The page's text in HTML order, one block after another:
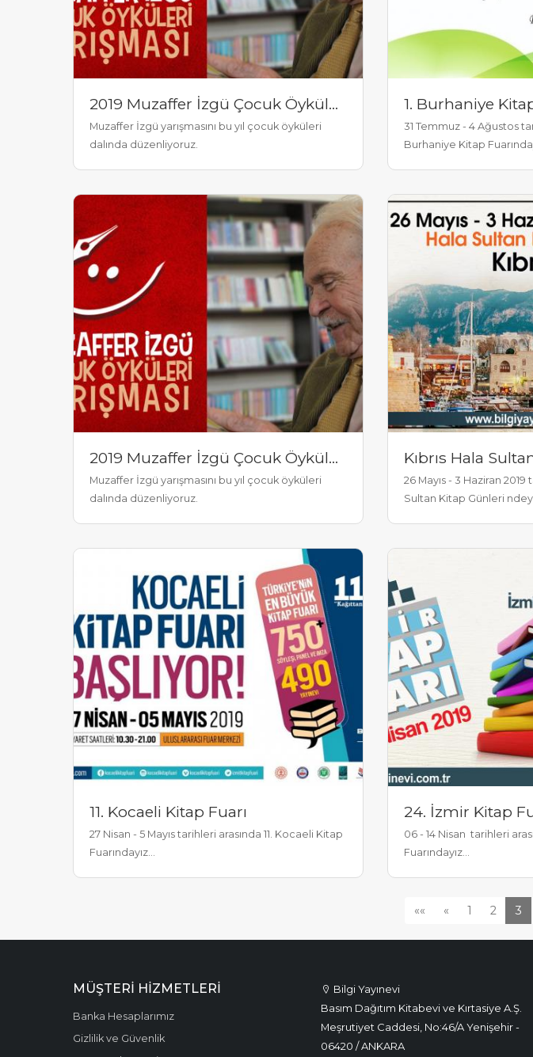
2019 Muzaffer İzgü Çocuk Öyküleri Yarışması
Muzaffer İzgü yarışmasını bu yıl çocuk öyküleri
dalında düzenliyoruz.
1. Burhaniye
31 Temmuz - 4 Ağustos
Burhaniye Kitap
2019 Muzaffer İzgü Çocuk Öyküleri Yarışması
Muzaffer İzgü yarışmasını bu yıl çocuk öyküleri
dalında düzenliyoruz.
Kıbrıs Hala
26 Mayıs - 3 Haziran
Sultan Kitap Günleri
11. Kocaeli Kitap Fuarı
27 Nisan - 5 Mayıs tarihleri arasında 11. Kocaeli Kitap
Fuarındayız...
24. İzmir Kitap
06 - 14 Nisan tarihleri
Fuarındayız...
«« « 1 2 3
Bilgi Yayınevi
Basım Dağıtım Kitabevi ve Kırtasiye A.Ş.
Meşrutiyet Caddesi, No:46/A Yenişehir -
06420 / ANKARA
MÜŞTERI HIZMETLERI
Banka Hesaplarımız
Gizlilik ve Güvenlik